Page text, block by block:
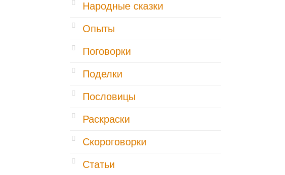
Народные сказки
Опыты
Поговорки
Поделки
Пословицы
Раскраски
Скороговорки
Статьи